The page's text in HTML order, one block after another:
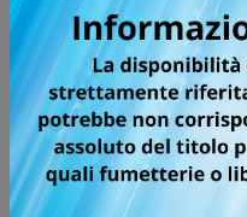
Per fare acquisti nel
necessario
registrazione, inserisci